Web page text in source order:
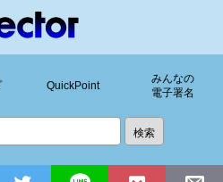
QuickPoint
みんなの
電子署名